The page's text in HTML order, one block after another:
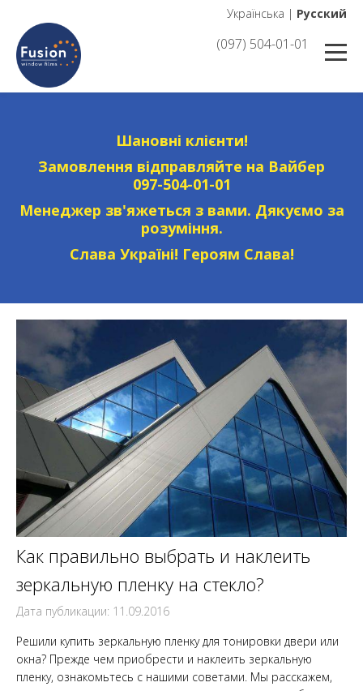
Українська | Русский
(097) 504-01-01
Шановні клієнти!
Замовлення відправляйте на Вайбер
097-504-01-01
Менеджер зв'яжеться з вами. Дякуємо за
розуміння.
Слава Україні! Героям Слава!
Как правильно выбрать и наклеить
зеркальную пленку на стекло?
Дата публикации: 11.09.2016
Решили купить зеркальную пленку для тонировки двери или
окна? Прежде чем приобрести и наклеить зеркальную
пленку, ознакомьтесь с нашими советами. Мы расскажем,